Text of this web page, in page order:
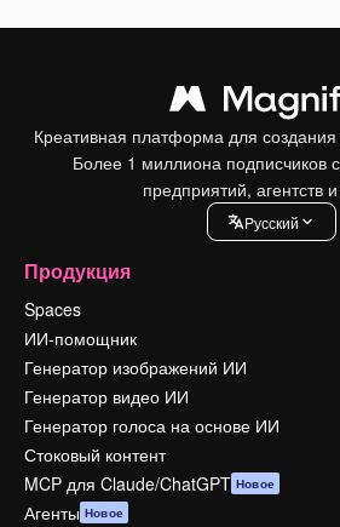
Креативная платформа для
Более 1 миллиона подписчиков
предприятий, агентств
Pусский
Продукция
Spaces
ИИ-помощник
Генератор изображений ИИ
Генератор видео ИИ
Генератор голоса на основе ИИ
Стоковый контент
MCP для Claude/ChatGPT Новое
Агенты Новое